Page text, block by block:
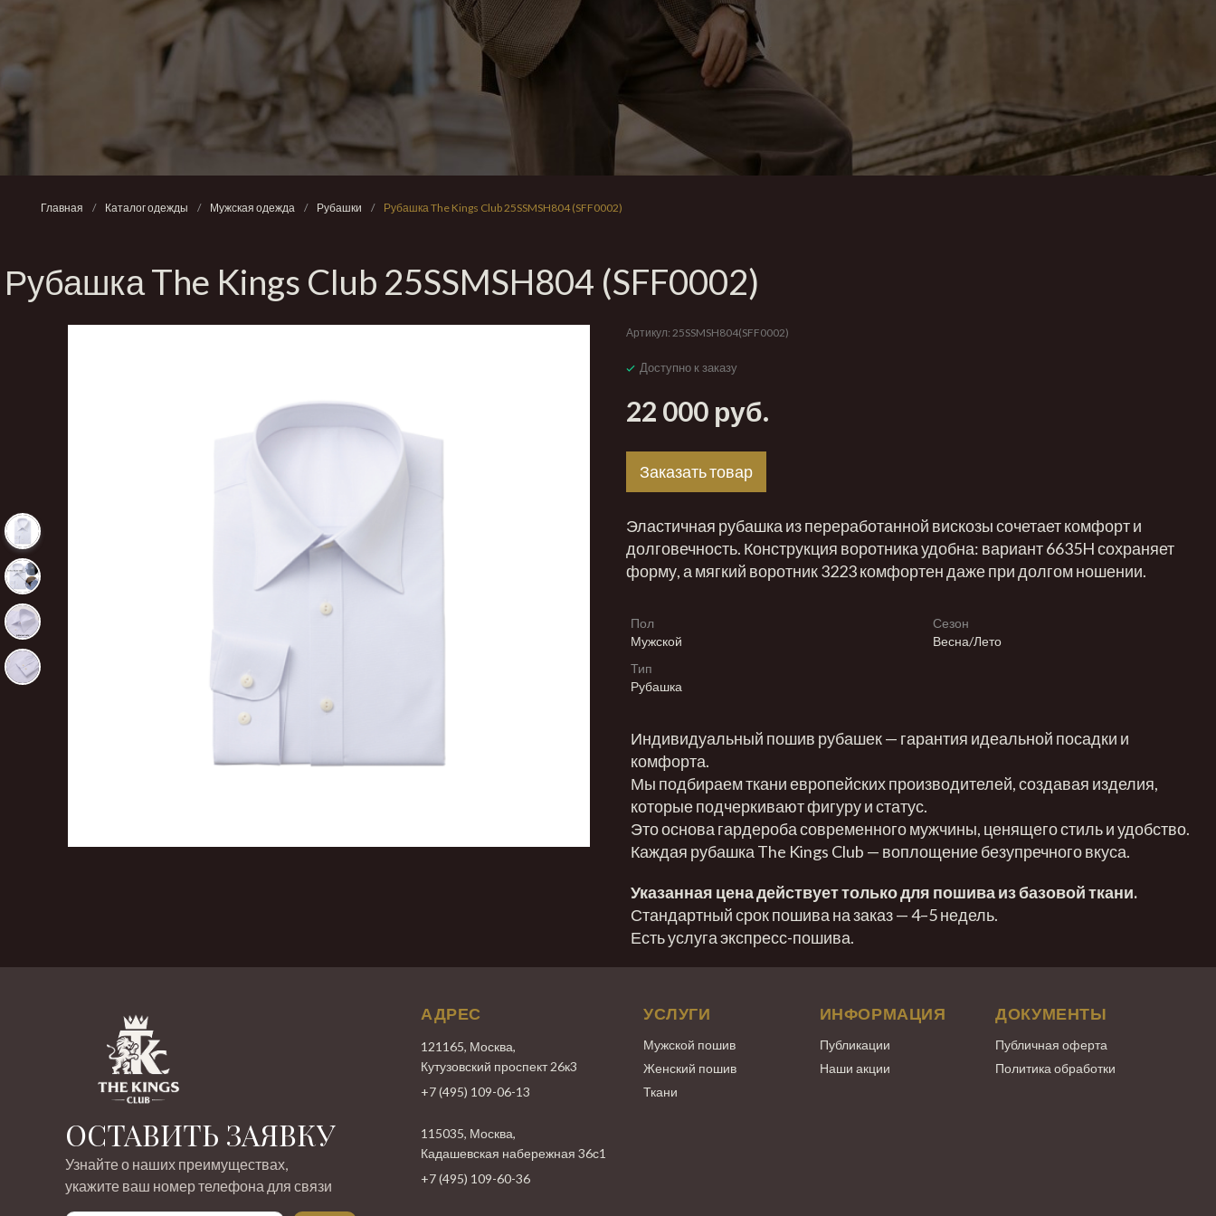
Главная / Каталог одежды / Мужская одежда / Рубашки / Рубашка The Kings Club 25SSMSH804 (SFF0002)
Рубашка The Kings Club 25SSMSH804 (SFF0002)
Артикул: 25SSMSH804(SFF0002)
Доступно к заказу
22 000 руб.
Заказать товар
Эластичная рубашка из переработанной вискозы сочетает комфорт и
долговечность. Конструкция воротника удобна: вариант 6635H сохраняет
форму, а мягкий воротник 3223 комфортен даже при долгом ношении.
Пол
Мужской
Сезон
Весна/Лето
Тип
Рубашка
Индивидуальный пошив рубашек — гарантия идеальной посадки и
комфорта.
Мы подбираем ткани европейских производителей, создавая изделия,
которые подчеркивают фигуру и статус.
Это основа гардероба современного мужчины, ценящего стиль и удобство.
Каждая рубашка The Kings Club — воплощение безупречного вкуса.
Указанная цена действует только для пошива из базовой ткани.
Стандартный срок пошива на заказ — 4–5 недель.
Есть услуга экспресс-пошива.
ОСТАВИТЬ ЗАЯВКУ
Узнайте о наших преимуществах,
укажите ваш номер телефона для связи
АДРЕС
121165, Москва,
Кутузовский проспект 26к3
+7 (495) 109-06-13
115035, Москва,
Кадашевская набережная 36с1
+7 (495) 109-60-36
УСЛУГИ
Мужской пошив
Женский пошив
Ткани
ИНФОРМАЦИЯ
Публикации
Наши акции
ДОКУМЕНТЫ
Публичная оферта
Политика обработки